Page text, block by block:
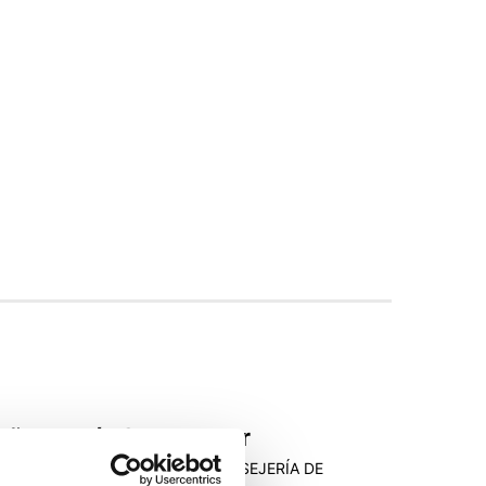
Dña. María Souto Aller
SECRETARIA GENERAL DE LA CONSEJERÍA DE